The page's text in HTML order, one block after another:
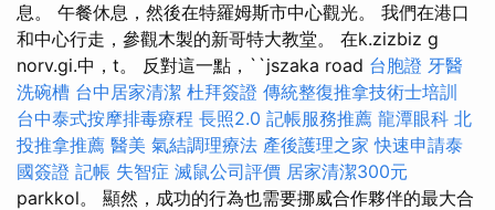
息。 午餐休息，然後在特羅姆斯市中心觀光。 我們在港口
和中心行走，參觀木製的新哥特大教堂。 在k.zizbiz g
norv.gi.中，t。 反對這一點，``jszaka road 台胞證 牙醫
洗碗槽 台中居家清潔 杜拜簽證 傳統整復推拿技術士培訓
台中泰式按摩排毒療程 長照2.0 記帳服務推薦 龍潭眼科 北
投推拿推薦 醫美 氣結調理療法 產後護理之家 快速申請泰
國簽證 記帳 失智症 滅鼠公司評價 居家清潔300元
parkkol。 顯然，成功的行為也需要挪威合作夥伴的最大合